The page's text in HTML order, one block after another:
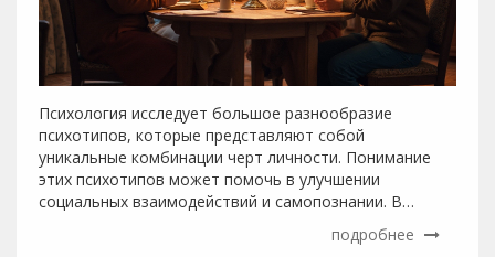
Психология исследует большое разнообразие
психотипов, которые представляют собой
уникальные комбинации черт личности. Понимание
этих психотипов может помочь в улучшении
социальных взаимодействий и самопознании. В
статье рассматриваются как классические модели,
такие как типология Майерс-Бриггс, так и
подробнее